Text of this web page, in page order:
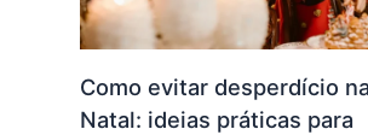
Como evitar desperdício
Natal: ideias práticas para